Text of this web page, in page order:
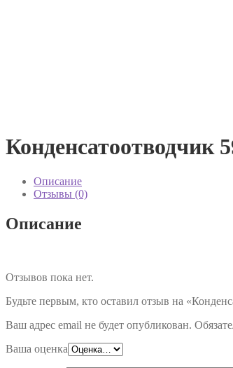
Конденсатоотводчик
Описание
Отзывы (0)
Описание
Отзывов пока нет.
Будьте первым, кто оставил отзыв на
Ваш адрес email не будет опубликован.
Ваша оценка